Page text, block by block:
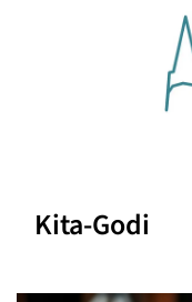
Kita-Godi